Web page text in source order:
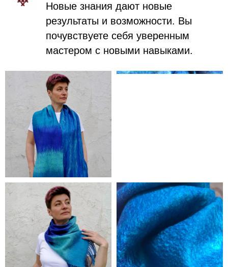
Новые знания дают новые
результаты и возможности. Вы
почувствуете себя уверенным
мастером с новыми навыками.